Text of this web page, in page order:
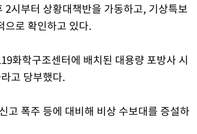
시부터 상황대책반을 가동하고, 기상특보
으로 확인하고 있다.
화학구조센터에 배치된 대용량 포방사 시
고 당부했다.
고 폭주 등에 대비해 비상 수보대를 증설하